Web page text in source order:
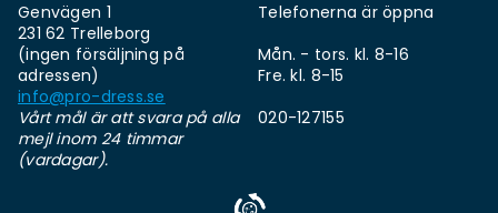
Genvägen 1
231 62 Trelleborg
(ingen försäljning på
adressen)
info@pro-dress.se
Vårt mål är att svara på alla
mejl inom 24 timmar
(vardagar).
Telefonerna är öppna
Mån. - tors. kl. 8-16
Fre. kl. 8-15
020-127155